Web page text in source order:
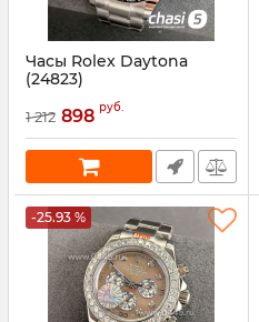
Часы Rolex Daytona
(24823)
24823
1 212 898 руб.
-25.93 %